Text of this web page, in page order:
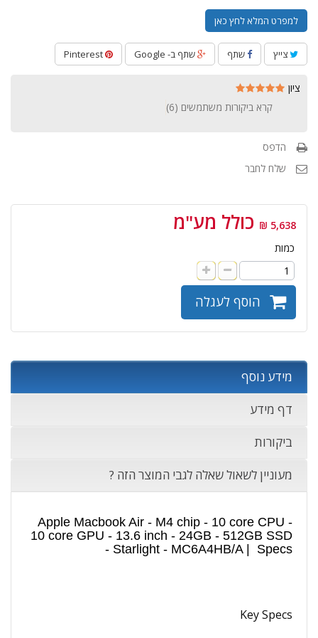
למפרט המלא לחץ כאן
צייץ שתף שתף ב- Google
ציון
קרא ביקורות משתמשים (6
)
הדפס
שלח לחבר
5,638 ₪ כולל מע"מ
כמות
הוסף לעגלה
מידע נוסף
דף מידע
ביקורות
מעוניין לשאול שאלה לגבי המוצר הזה ?
Apple Macbook Air - M4 chip - 10 core CPU -
10 core GPU - 13.6 inch - 24GB - 512GB SSD
- Starlight - MC6A4HB/A | Specs
Key Specs